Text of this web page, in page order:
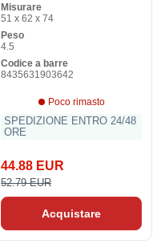
Misurare
51 x 62 x 74
Peso
4.5
Codice a barre
8435631903642
Poco rimasto
SPEDIZIONE ENTRO 24/48
ORE
44.88 EUR
52.79 EUR
Acquistare